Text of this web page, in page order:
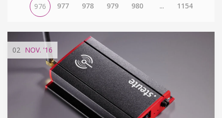
976 977 978 979 980 ... 1154
02 NOV. '16